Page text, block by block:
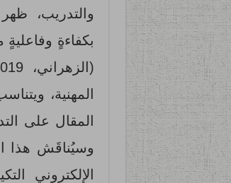
والتدريب، ظهر
بكفاءةٍ
المهنية،
المقال على
وسيُناقَش هذا
الإلكتروني